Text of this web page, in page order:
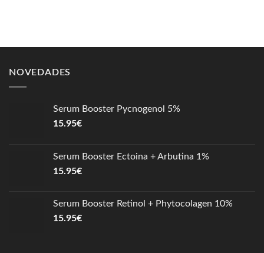
NOVEDADES
Serum Booster Pycnogenol 5%
15.95€
Serum Booster Ectoina + Arbutina 1%
15.95€
Serum Booster Retinol + Phytocolagen 10%
15.95€